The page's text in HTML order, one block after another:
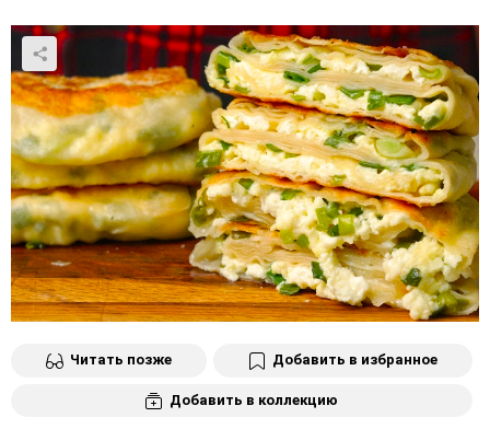
Читать позже Добавить в избранное
Добавить в коллекцию